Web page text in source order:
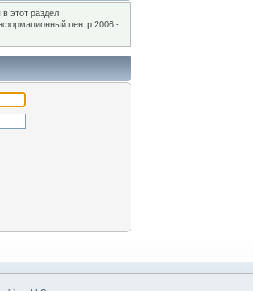
этот раздел.
центр 2006 -